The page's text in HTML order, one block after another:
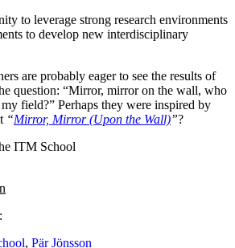
to leverage strong research environments
to develop new interdisciplinary
are probably eager to see the results of
question: “Mirror, mirror on the wall, who
field?” Perhaps they were inspired by
“Mirror, Mirror (Upon the Wall)”?
ITM School
, Pär Jönsson